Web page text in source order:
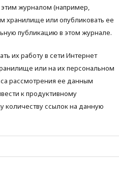
журналом (например,
хранилище или опубликовать ее
публикацию в этом журнале.
их работу в сети Интернет
или на их персональном
рассмотрения ее данным
к продуктивному
ссылок на данную